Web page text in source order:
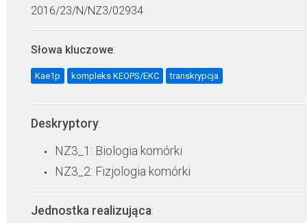
2016/23/N/NZ3/02934
Słowa kluczowe:
Kae1p kompleks KEOPS/EKC transkrypcja
Deskryptory:
NZ3_1: Biologia komórki
NZ3_2: Fizjologia komórki
Jednostka realizująca: